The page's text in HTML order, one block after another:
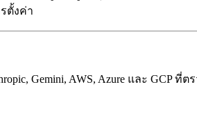
ตั้งค่า
Gemini, AWS, Azure และ GCP ที่